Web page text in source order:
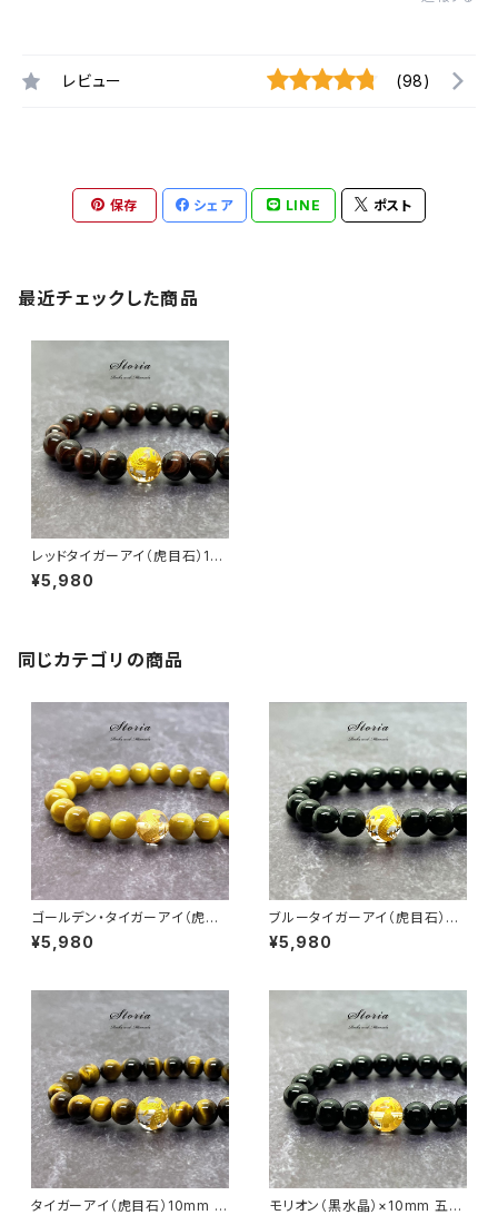
レビュー (98)
保存 シェア LINE ポスト
最近チェックした商品
レッドタイガーアイ（虎目石）10
mm 五爪皇帝龍【金彫り】水晶
ブレスレット
¥5,980
同じカテゴリの商品
ゴールデン・タイガーアイ（虎目
石）×10mm 五爪皇帝龍【金彫
り】水晶 ブレス
¥5,980
ブルータイガーアイ（虎目石）×1
0mm 五爪皇帝龍【金彫り】水晶
ブレスレット
¥5,980
タイガーアイ（虎目石）10mm 五
モリオン（黒水晶）×10mm 五爪